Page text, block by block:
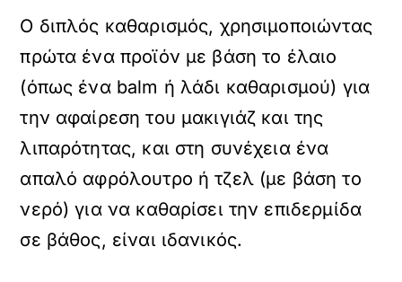
Ο διπλός καθαρισμός, χρησιμοποιώντας
πρώτα ένα προϊόν με βάση το έλαιο
(όπως ένα balm ή λάδι καθαρισμού) για
την αφαίρεση του μακιγιάζ και της
λιπαρότητας, και στη συνέχεια ένα
απαλό αφρόλουτρο ή τζελ (με βάση το
νερό) για να καθαρίσει την επιδερμίδα
σε βάθος, είναι ιδανικός.